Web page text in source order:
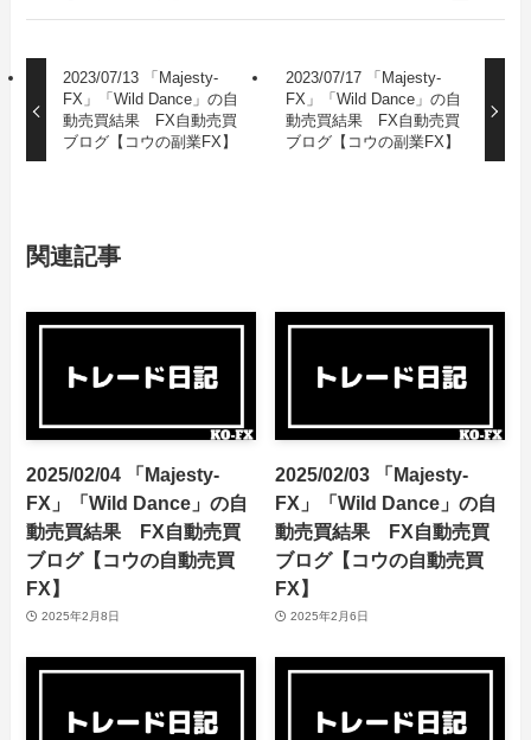
2023/07/13 「Majesty-
FX」「Wild Dance」の自
動売買結果 FX自動売買
ブログ【コウの副業FX】
2023/07/17 「Majesty-
FX」「Wild Dance」の自
動売買結果 FX自動売買
ブログ【コウの副業FX】
関連記事
2025/02/04 「Majesty-
FX」「Wild Dance」の自
動売買結果 FX自動売買
ブログ【コウの自動売買
FX】
2025年2月8日
2025/02/03 「Majesty-
FX」「Wild Dance」の自
動売買結果 FX自動売買
ブログ【コウの自動売買
FX】
2025年2月6日